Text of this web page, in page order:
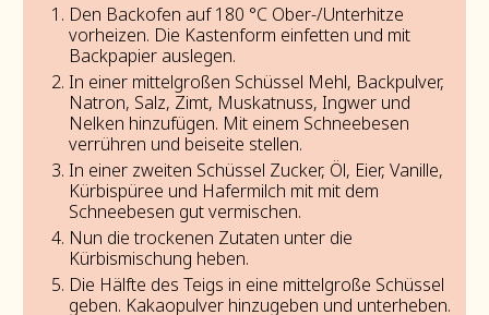
Den Backofen auf 180 °C Ober-/Unterhitze
vorheizen. Die Kastenform einfetten und mit
Backpapier auslegen.
In einer mittelgroßen Schüssel Mehl, Backpulver,
Natron, Salz, Zimt, Muskatnuss, Ingwer und
Nelken hinzufügen. Mit einem Schneebesen
verrühren und beiseite stellen.
In einer zweiten Schüssel Zucker, Öl, Eier, Vanille,
Kürbispüree und Hafermilch mit mit dem
Schneebesen gut vermischen.
Nun die trockenen Zutaten unter die
Kürbismischung heben.
Die Hälfte des Teigs in eine mittelgroße Schüssel
geben. Kakaopulver hinzugeben und unterheben.